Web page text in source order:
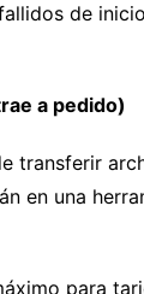
de
a pedido)
transferir
en una
para